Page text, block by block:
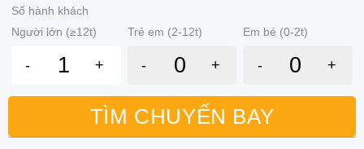
Số hành khách
Người lớn (≥12t)
Trẻ em (2-12t) Em bé (0-2t)
- + - + - +
TÌM CHUYẾN BAY